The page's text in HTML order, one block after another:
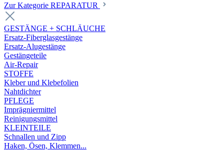
Zur Kategorie REPARATUR
GESTÄNGE + SCHLÄUCHE
Ersatz-Fiberglasgestänge
Ersatz-Alugestänge
Gestängeteile
Air-Repair
STOFFE
Kleber und Klebefolien
Nahtdichter
PFLEGE
Imprägniermittel
Reinigungsmittel
KLEINTEILE
Schnallen und Zipp
Haken, Ösen, Klemmen...